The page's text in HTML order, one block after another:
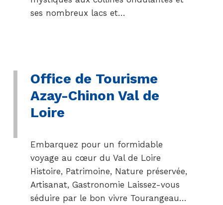
ses nombreux lacs et…
Office de Tourisme
Azay-Chinon Val de
Loire
Embarquez pour un formidable
voyage au cœur du Val de Loire
Histoire, Patrimoine, Nature préservée,
Artisanat, Gastronomie Laissez-vous
séduire par le bon vivre Tourangeau…